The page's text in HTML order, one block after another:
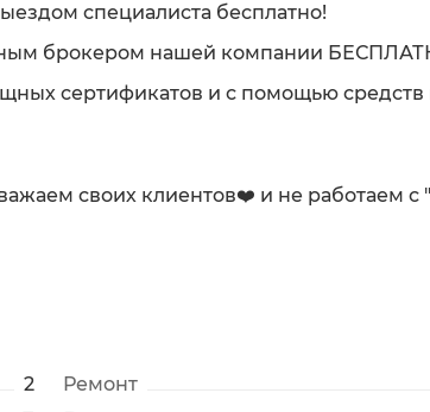
специалиста бесплатно!
брокером нашей компании
сертификатов и с помощью средств
своих клиентов❤️ и не работаем с
2
Ремонт